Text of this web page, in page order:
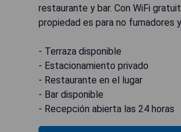
restaurante y bar. Con WiFi
propiedad es para no fumadores
- Terraza disponible
- Estacionamiento privado
- Restaurante en el lugar
- Bar disponible
- Recepción abierta las 24 horas